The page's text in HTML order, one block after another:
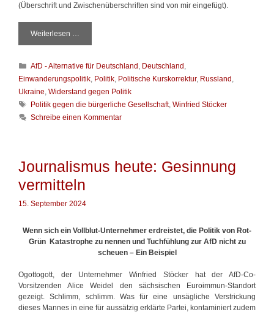
(Überschrift und Zwischenüberschriften sind von mir eingefügt).
Weiterlesen …
e
i
t
e
n
L
g
e
n
f
i
g
e
P
K
a
g
o
n
AfD - Alternative für Deutschland , Deutschland ,
Einwanderungspolitik, Politik, Politische Kurskorrektur, Russland ,
Ukraine, Widerstand gegen Politik
S
c
w
ö
r
t
Politik gegen die bürgerliche Gesellschaft,Winfried Stöcker
Schreibe einen Kommentar
Journalismus heute: Gesinnung
vermitteln
15. September 2024
Wenn sich ein Vollblut-Unternehmer erdreistet, die Politik von Rot-
Grün Katastrophe zu nennen und Tuchfühlung zur AfD nicht zu
scheuen – Ein Beispiel
Ogottogott, der Unternehmer Winfried Stöcker hat der AfD-Co-
Vorsitzenden Alice Weidel den sächsischen Euroimmun-Standort
gezeigt. Schlimm, schlimm. Was für eine unsägliche Verstrickung
dieses Mannes in eine für aussätzig erklärte Partei, kontaminiert zudem